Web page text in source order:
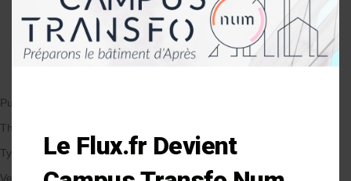
Me prévenir lors d'une réponse à mon
commentaire
Publié le 16/05/2018
Thématique
Types de Bâtiment
Veille et solutions
Le Flux.fr Devient